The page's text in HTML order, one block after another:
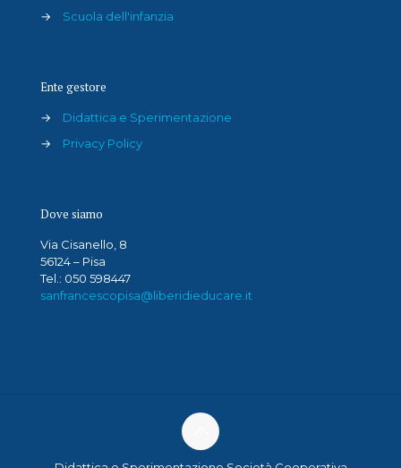
→
Scuola dell'infanzia
Ente gestore
→
Didattica e Sperimentazione
→
Privacy Policy
Dove siamo
Via Cisanello, 8
56124 – Pisa
Tel.: 050 598447
sanfrancescopisa@liberidieducare.it